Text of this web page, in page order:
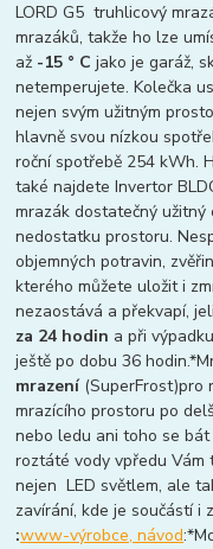
LORD G5 truhlicový
mrazáků, takže ho lze
až -15 ° C jako je garáž,
netemperujete. Kolečka
nejen svým užitným
hlavně svou nízkou
roční spotřebě 254 kWh.
také najdete Invertor
mrazák dostatečný
nedostatku prostoru.
objemných potravin,
kterého můžete uložit i
nezaostává a překvapí,
za 24 hodin a při
ještě po dobu 36
mrazení (SuperFrost)pro
mrazícího prostoru po
nebo ledu ani toho se
roztáté vody vpředu Vám
nejen LED světlem, ale
zavírání, kde je součástí i
:www-výrobce, návod